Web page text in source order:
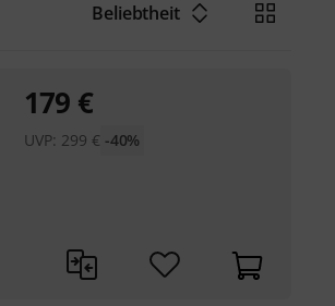
Beliebtheit
179 €
UVP: 299 € -40%